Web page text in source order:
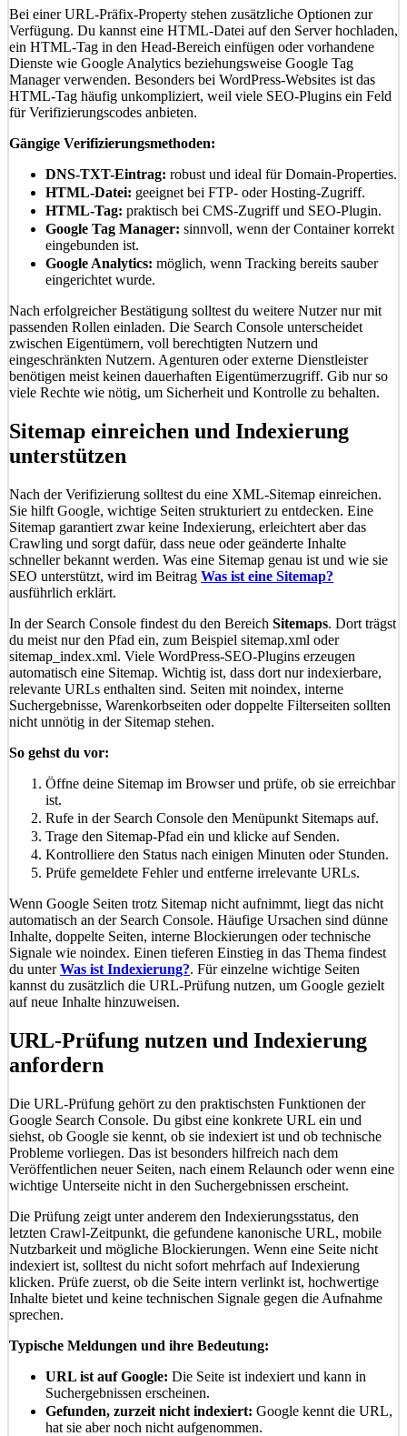
Bei einer URL-Präfix-Property stehen zusätzliche Optionen zur
Verfügung. Du kannst eine HTML-Datei auf den Server hochladen,
ein HTML-Tag in den Head-Bereich einfügen oder vorhandene
Dienste wie Google Analytics beziehungsweise Google Tag
Manager verwenden. Besonders bei WordPress-Websites ist das
HTML-Tag häufig unkompliziert, weil viele SEO-Plugins ein Feld
für Verifizierungscodes anbieten.
Gängige Verifizierungsmethoden:
DNS-TXT-Eintrag: robust und ideal für Domain-Properties.
HTML-Datei: geeignet bei FTP- oder Hosting-Zugriff.
HTML-Tag: praktisch bei CMS-Zugriff und SEO-Plugin.
Google Tag Manager: sinnvoll, wenn der Container korrekt
eingebunden ist.
Google Analytics: möglich, wenn Tracking bereits sauber
eingerichtet wurde.
Nach erfolgreicher Bestätigung solltest du weitere Nutzer nur mit
passenden Rollen einladen. Die Search Console unterscheidet
zwischen Eigentümern, voll berechtigten Nutzern und
eingeschränkten Nutzern. Agenturen oder externe Dienstleister
benötigen meist keinen dauerhaften Eigentümerzugriff. Gib nur so
viele Rechte wie nötig, um Sicherheit und Kontrolle zu behalten.
Sitemap einreichen und Indexierung
unterstützen
Nach der Verifizierung solltest du eine XML-Sitemap einreichen.
Sie hilft Google, wichtige Seiten strukturiert zu entdecken. Eine
Sitemap garantiert zwar keine Indexierung, erleichtert aber das
Crawling und sorgt dafür, dass neue oder geänderte Inhalte
schneller bekannt werden. Was eine Sitemap genau ist und wie sie
SEO unterstützt, wird im Beitrag Was ist eine Sitemap?
ausführlich erklärt.
In der Search Console findest du den Bereich Sitemaps. Dort trägst
du meist nur den Pfad ein, zum Beispiel sitemap.xml oder
sitemap_index.xml. Viele WordPress-SEO-Plugins erzeugen
automatisch eine Sitemap. Wichtig ist, dass dort nur indexierbare,
relevante URLs enthalten sind. Seiten mit noindex, interne
Suchergebnisse, Warenkorbseiten oder doppelte Filterseiten sollten
nicht unnötig in der Sitemap stehen.
So gehst du vor:
Öffne deine Sitemap im Browser und prüfe, ob sie erreichbar
ist.
Rufe in der Search Console den Menüpunkt Sitemaps auf.
Trage den Sitemap-Pfad ein und klicke auf Senden.
Kontrolliere den Status nach einigen Minuten oder Stunden.
Prüfe gemeldete Fehler und entferne irrelevante URLs.
Wenn Google Seiten trotz Sitemap nicht aufnimmt, liegt das nicht
automatisch an der Search Console. Häufige Ursachen sind dünne
Inhalte, doppelte Seiten, interne Blockierungen oder technische
Signale wie noindex. Einen tieferen Einstieg in das Thema findest
du unterWas ist Indexierung?. Für einzelne wichtige Seiten
kannst du zusätzlich die URL-Prüfung nutzen, um Google gezielt
auf neue Inhalte hinzuweisen.
URL-Prüfung nutzen und Indexierung
anfordern
Die URL-Prüfung gehört zu den praktischsten Funktionen der
Google Search Console. Du gibst eine konkrete URL ein und
siehst, ob Google sie kennt, ob sie indexiert ist und ob technische
Probleme vorliegen. Das ist besonders hilfreich nach dem
Veröffentlichen neuer Seiten, nach einem Relaunch oder wenn eine
wichtige Unterseite nicht in den Suchergebnissen erscheint.
Die Prüfung zeigt unter anderem den Indexierungsstatus, den
letzten Crawl-Zeitpunkt, die gefundene kanonische URL, mobile
Nutzbarkeit und mögliche Blockierungen. Wenn eine Seite nicht
indexiert ist, solltest du nicht sofort mehrfach auf Indexierung
klicken. Prüfe zuerst, ob die Seite intern verlinkt ist, hochwertige
Inhalte bietet und keine technischen Signale gegen die Aufnahme
sprechen.
Typische Meldungen und ihre Bedeutung:
URL ist auf Google: Die Seite ist indexiert und kann in
Suchergebnissen erscheinen.
Gefunden, zurzeit nicht indexiert: Google kennt die URL,
hat sie aber noch nicht aufgenommen.